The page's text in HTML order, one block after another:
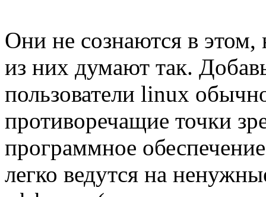
Они не сознаются в этом,
из них думают так.
пользователи linux
противоречащие точки
программное
легко ведутся на